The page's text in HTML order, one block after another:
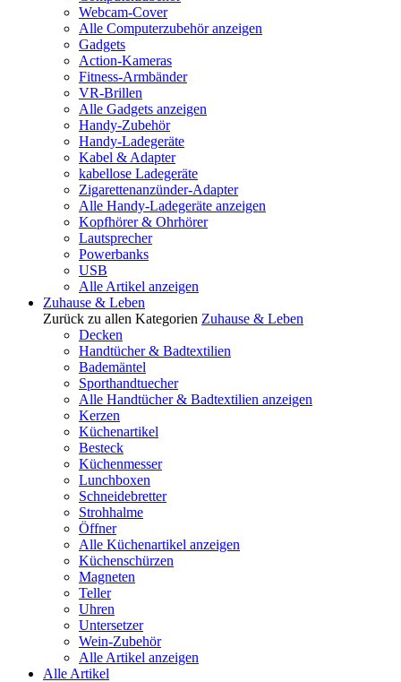
Webcam-Cover
Alle Computerzubehör anzeigen
Gadgets
Action-Kameras
Fitness-Armbänder
VR-Brillen
Alle Gadgets anzeigen
Handy-Zubehör
Handy-Ladegeräte
Kabel & Adapter
kabellose Ladegeräte
Zigarettenanzünder-Adapter
Alle Handy-Ladegeräte anzeigen
Kopfhörer & Ohrhörer
Lautsprecher
Powerbanks
USB
Alle Artikel anzeigen
Zuhause & Leben
Zurück zu allen Kategorien Zuhause & Leben
Decken
Handtücher & Badtextilien
Bademäntel
Sporthandtuecher
Alle Handtücher & Badtextilien anzeigen
Kerzen
Küchenartikel
Besteck
Küchenmesser
Lunchboxen
Schneidebretter
Strohhalme
Öffner
Alle Küchenartikel anzeigen
Küchenschürzen
Magneten
Teller
Uhren
Untersetzer
Wein-Zubehör
Alle Artikel anzeigen
Alle Artikel